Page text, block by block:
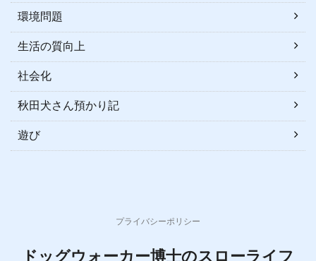
環境問題
生活の質向上
社会化
秋田犬さん預かり記
遊び
プライバシーポリシー
ドッグウォーカー博士のスローライフ